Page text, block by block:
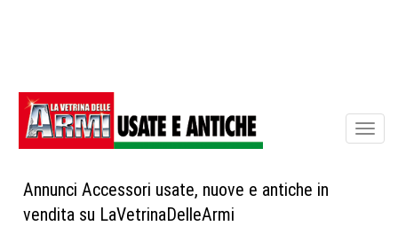
Annunci Accessori usate, nuove e antiche in
vendita su LaVetrinaDelleArmi